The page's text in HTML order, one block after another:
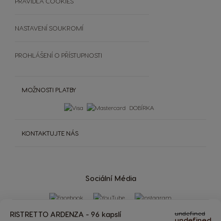
Extra Space
Sociální Média
MOŽNOSTI PLATBY
DOBÍRKA
KONTAKTUJTE NÁS
NASTAVENÍ SOUKROMÍ
PROHLÁŠENÍ O PŘÍSTUPNOSTI
RISTRETTO ARDENZA - 96 kapslí undefined